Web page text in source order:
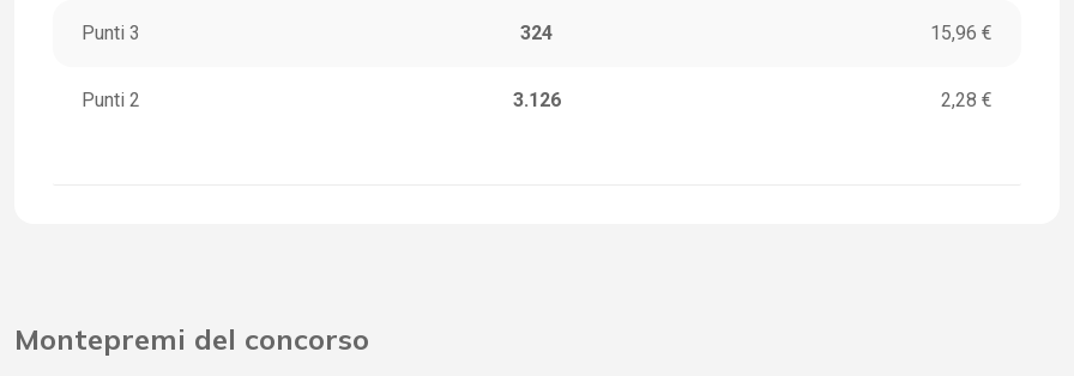
Punti 3 324 15,96 €
Punti 2 3.126 2,28 €
Montepremi del concorso